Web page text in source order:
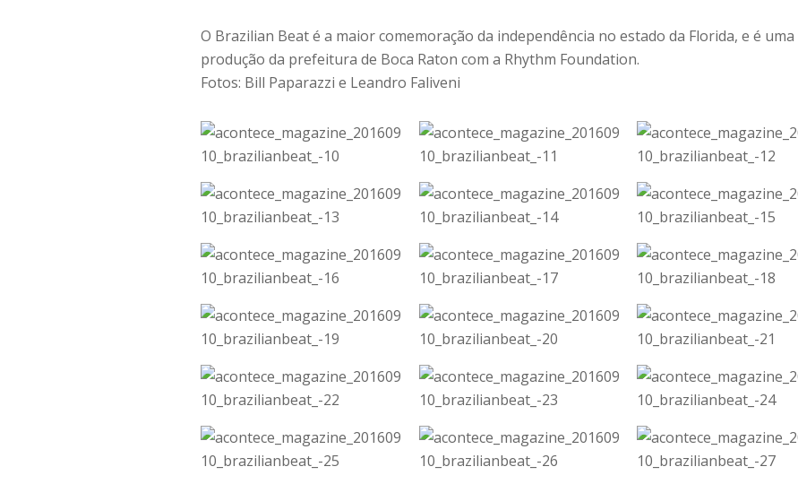
O Brazilian Beat é a maior comemoração da independência no estado da Florida, e é uma
produção da prefeitura de Boca Raton com a Rhythm Foundation.
Fotos: Bill Paparazzi e Leandro Faliveni